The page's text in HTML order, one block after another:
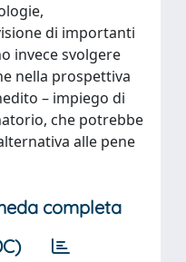
di importanti
invece svolgere
nella prospettiva
– impiego di
che potrebbe
alle pene
completa